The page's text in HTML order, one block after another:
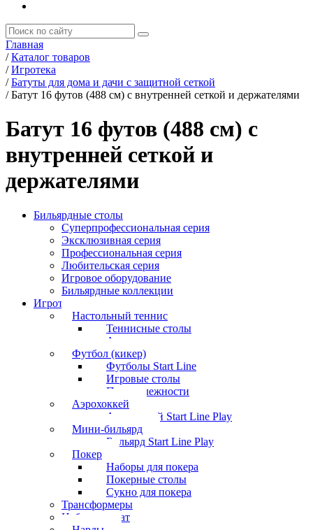
Главная
/ Каталог товаров
/ Игротека
/ Батуты для дома и дачи с защитной сеткой
/ Батут 16 футов (488 см) с внутренней сеткой и держателями
Батут 16 футов (488 см) с
внутренней сеткой и
держателями
Бильярдные столы
Суперпрофессиональная серия
Эксклюзивная серия
Профессиональная серия
Любительская серия
Игровое оборудование
Бильярдные коллекции
Игротека
Настольный теннис
Теннисные столы
Аксессуары
Футбол (кикер)
Футболы Start Line
Игровые столы
Принадлежности
Аэрохоккей
Аэрохоккей Start Line Play
Мини-бильярд
Бильярд Start Line Play
Покер
Наборы для покера
Покерные столы
Сукно для покера
Трансформеры
Набор шахмат